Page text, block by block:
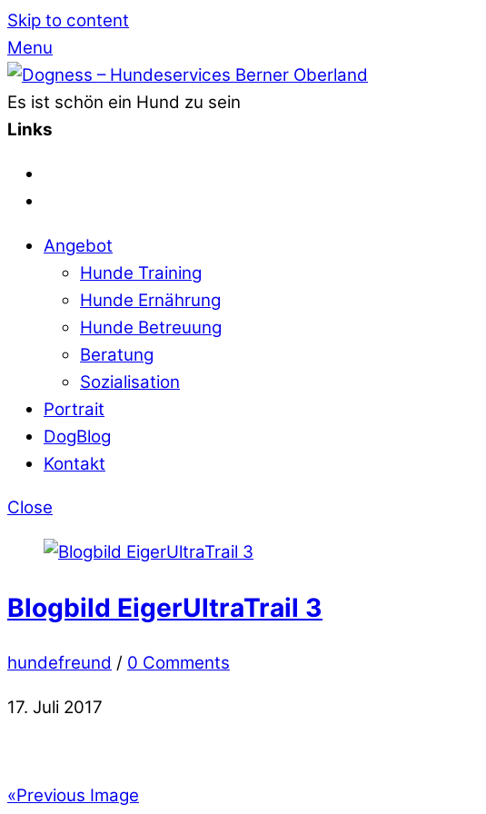
Skip to content
Menu
Es ist schön ein Hund zu sein
Links
Angebot
Hunde Training
Hunde Ernährung
Hunde Betreuung
Beratung
Sozialisation
Portrait
DogBlog
Kontakt
Close
Blogbild EigerUltraTrail 3
hundefreund / 0 Comments
17. Juli 2017
«Previous Image